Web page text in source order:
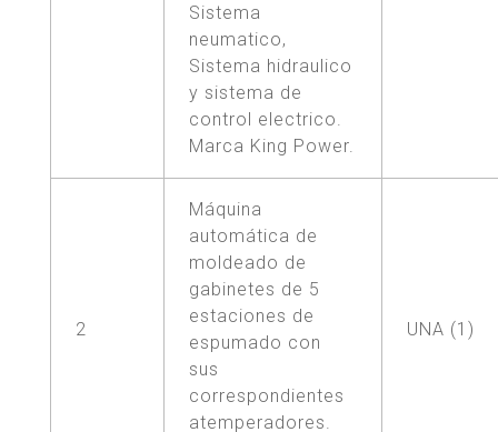
Sistema
neumatico,
Sistema hidraulico
y sistema de
control electrico.
Marca King Power.
2
Máquina
automática de
moldeado de
gabinetes de 5
estaciones de
espumado con
sus
correspondientes
atemperadores.
UNA (1)